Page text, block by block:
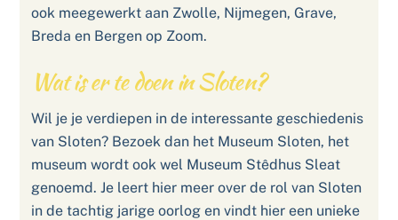
ook meegewerkt aan Zwolle, Nijmegen, Grave,
Breda en Bergen op Zoom.
Wat is er te doen in Sloten?
Wil je je verdiepen in de interessante geschiedenis
van Sloten? Bezoek dan het Museum Sloten, het
museum wordt ook wel Museum Stêdhus Sleat
genoemd. Je leert hier meer over de rol van Sloten
in de tachtig jarige oorlog en vindt hier een unieke